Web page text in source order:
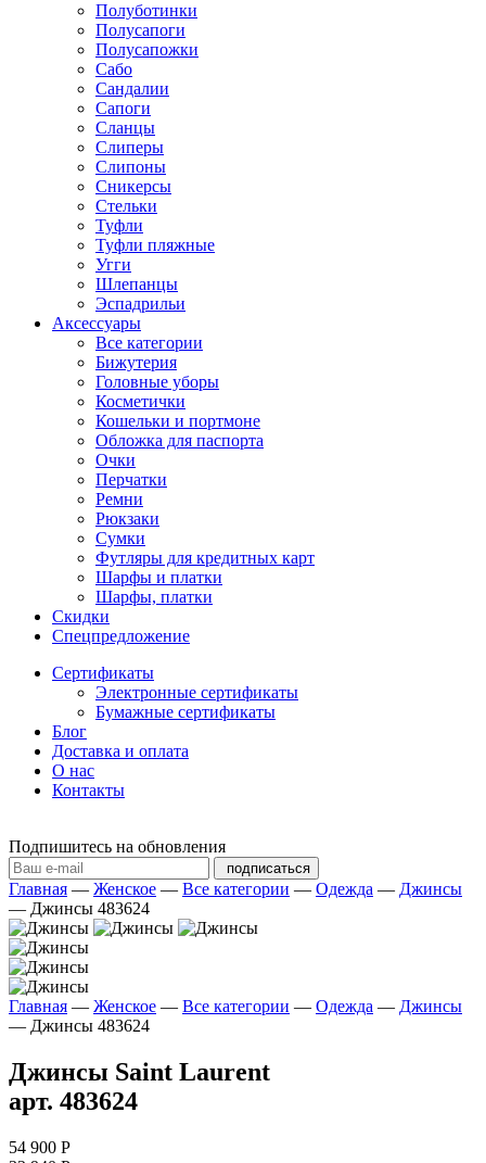
Полуботинки
Полусапоги
Полусапожки
Сабо
Сандалии
Сапоги
Сланцы
Слиперы
Слипоны
Сникерсы
Стельки
Туфли
Туфли пляжные
Угги
Шлепанцы
Эспадрильи
Аксессуары
Все категории
Бижутерия
Головные уборы
Косметички
Кошельки и портмоне
Обложка для паспорта
Очки
Перчатки
Ремни
Рюкзаки
Сумки
Футляры для кредитных карт
Шарфы и платки
Шарфы, платки
Скидки
Спецпредложение
Сертификаты
Электронные сертификаты
Бумажные сертификаты
Блог
Доставка и оплата
О нас
Контакты
Подпишитесь на обновления
подписаться
Главная — Женское — Все категории — Одежда — Джинсы
— Джинсы 483624
Главная — Женское — Все категории — Одежда — Джинсы
— Джинсы 483624
Джинсы Saint Laurent
арт. 483624
54 900 Р